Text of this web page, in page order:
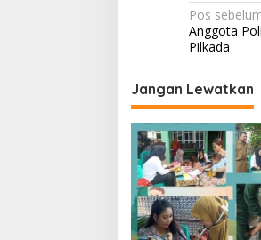
N
a
i
g
a
s
i
p
Pos
Anggota
Pilkada
Jangan Lewatkan